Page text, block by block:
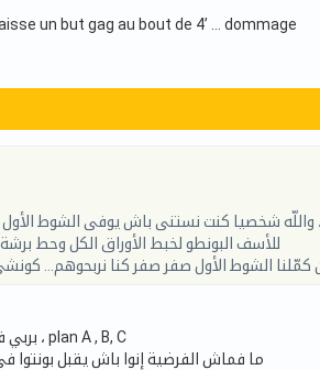
un but gag au bout de 4’ … dommage
واللّه شخصيا كنت نستنى باش يوفى الشوط
للأسف البونطو لخبط الأوراق الكل وحط
كمّلنا الشوط الأول صفر صفر كنا نربحوهم…
بربي في الإحتمالات الكل إلي حطهم المدرب ، plan A , B, C
ما فماش الفرضية إنوا باش يقبل بونتوا في الشوط